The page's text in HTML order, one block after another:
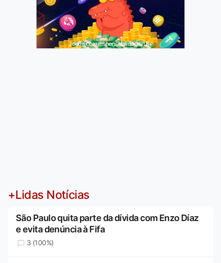
Jogue com responsabilidade. 18+
+Lidas Notícias
São Paulo quita parte da dívida com Enzo Díaz
e evita denúncia à Fifa
3 (100%)